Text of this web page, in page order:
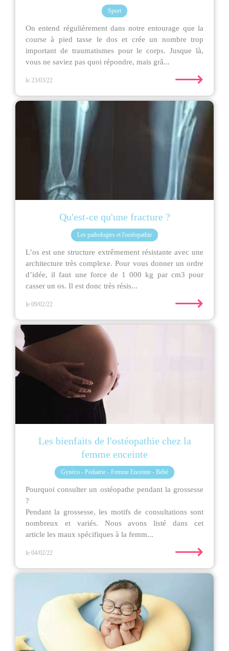
Sport
On entend régulièrement dans notre entourage que la
course à pied tasse le dos et crée un nombre trop
important de traumatismes pour le corps. Jusque là,
vous ne saviez pas quoi répondre, mais grâ...
le 23/03/22 ⟶
Qu'est-ce qu'une fracture ?
Les pathologies et l'ostéopathie
L’os est une structure extrêmement résistante avec une
architecture très complexe. Pour vous donner un ordre
d’idée, il faut une force de 1 000 kg par cm3 pour
casser un os. Il est donc très résis...
le 09/02/22 ⟶
Les bienfaits de l'ostéopathie chez la
femme enceinte
Gynéco - Pédiatrie - Femme Enceinte - Bébé
Pourquoi consulter un ostéopathe pendant la grossesse
?
Pendant la grossesse, les motifs de consultations sont
nombreux et variés. Nous avons listé dans cet
article les maux spécifiques à la femm...
le 04/02/22 ⟶